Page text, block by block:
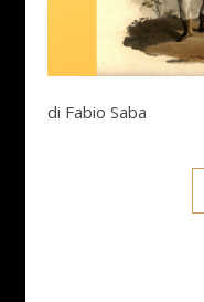
di Fabio Saba